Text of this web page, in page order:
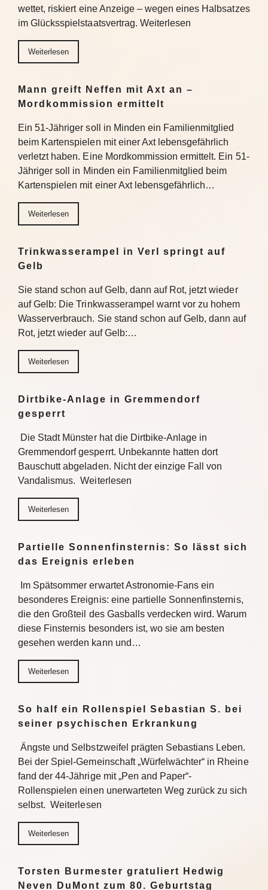
wettet, riskiert eine Anzeige – wegen eines Halbsatzes
im Glücksspielstaatsvertrag. Weiterlesen
Weiterlesen
Mann greift Neffen mit Axt an –
Mordkommission ermittelt
Ein 51-Jähriger soll in Minden ein Familienmitglied
beim Kartenspielen mit einer Axt lebensgefährlich
verletzt haben. Eine Mordkommission ermittelt. Ein 51-
Jähriger soll in Minden ein Familienmitglied beim
Kartenspielen mit einer Axt lebensgefährlich…
Weiterlesen
Trinkwasserampel in Verl springt auf
Gelb
Sie stand schon auf Gelb, dann auf Rot, jetzt wieder
auf Gelb: Die Trinkwasserampel warnt vor zu hohem
Wasserverbrauch. Sie stand schon auf Gelb, dann auf
Rot, jetzt wieder auf Gelb:…
Weiterlesen
Dirtbike-Anlage in Gremmendorf
gesperrt
Die Stadt Münster hat die Dirtbike-Anlage in
Gremmendorf gesperrt. Unbekannte hatten dort
Bauschutt abgeladen. Nicht der einzige Fall von
Vandalismus. Weiterlesen
Weiterlesen
Partielle Sonnenfinsternis: So lässt sich
das Ereignis erleben
Im Spätsommer erwartet Astronomie-Fans ein
besonderes Ereignis: eine partielle Sonnenfinsternis,
die den Großteil des Gasballs verdecken wird. Warum
diese Finsternis besonders ist, wo sie am besten
gesehen werden kann und…
Weiterlesen
So half ein Rollenspiel Sebastian S. bei
seiner psychischen Erkrankung
Ängste und Selbstzweifel prägten Sebastians Leben.
Bei der Spiel-Gemeinschaft „Würfelwächter“ in Rheine
fand der 44-Jährige mit „Pen and Paper“-
Rollenspielen einen unerwarteten Weg zurück zu sich
selbst. Weiterlesen
Weiterlesen
Torsten Burmester gratuliert Hedwig
Neven DuMont zum 80. Geburtstag